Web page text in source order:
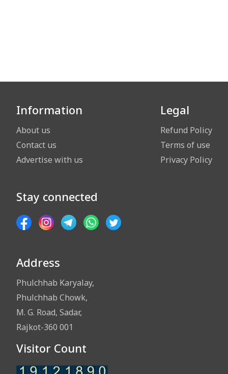
Information
About us
Contact us
Advertise with us
Legal
Refund Policy
Terms of use
Privacy Policy
Stay connected
Address
Phulchhab Karyalay,
Phulchhab Chowk,
M. G. Road, Sadar,
Rajkot-360 001
Visitor Count